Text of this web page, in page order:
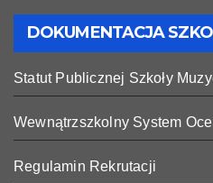
DOKUMENTACJA
Statut Publicznej Szkoły
Wewnątrzszkolny System
Regulamin Rekrutacji